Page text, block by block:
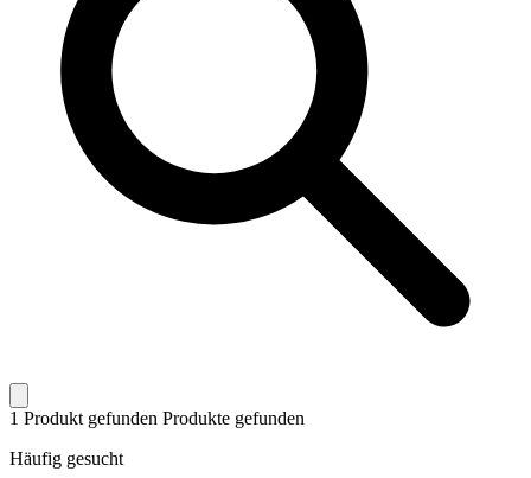
1 Produkt gefunden Produkte gefunden
Häufig gesucht